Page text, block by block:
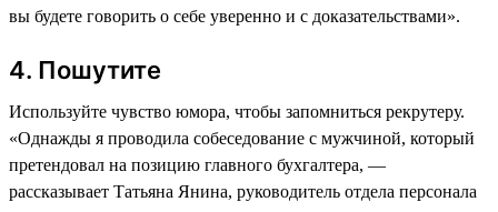
вы будете говорить о себе уверенно и с доказательствами».
4. Пошутите
Используйте чувство юмора, чтобы запомниться рекрутеру.
«Однажды я проводила собеседование с мужчиной, который
претендовал на позицию главного бухгалтера, —
рассказывает Татьяна Янина, руководитель отдела персонала